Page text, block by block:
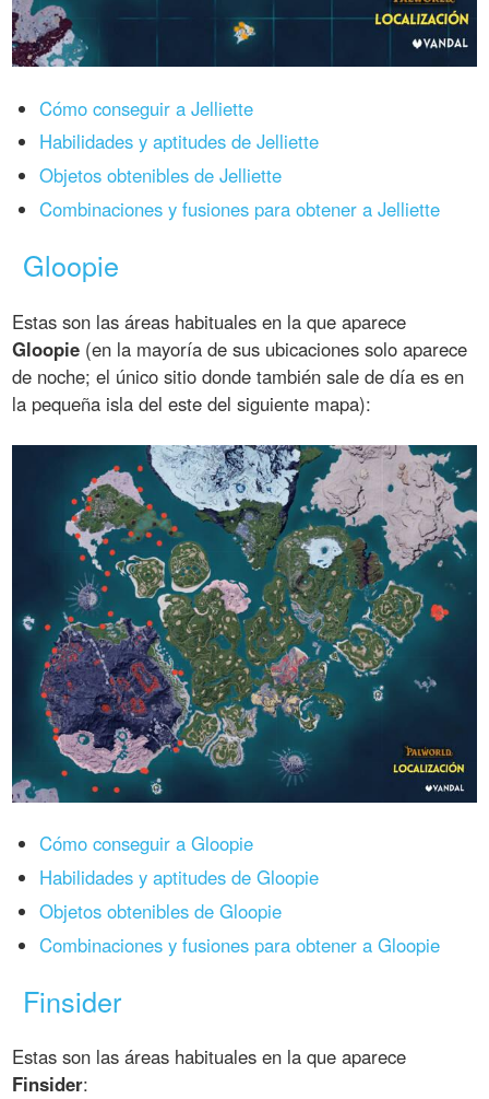
Cómo conseguir a Jelliette
Habilidades y aptitudes de Jelliette
Objetos obtenibles de Jelliette
Combinaciones y fusiones para obtener a Jelliette
Gloopie
Estas son las áreas habituales en la que aparece
Gloopie (en la mayoría de sus ubicaciones solo aparece
de noche; el único sitio donde también sale de día es en
la pequeña isla del este del siguiente mapa):
Cómo conseguir a Gloopie
Habilidades y aptitudes de Gloopie
Objetos obtenibles de Gloopie
Combinaciones y fusiones para obtener a Gloopie
Finsider
Estas son las áreas habituales en la que aparece
Finsider: